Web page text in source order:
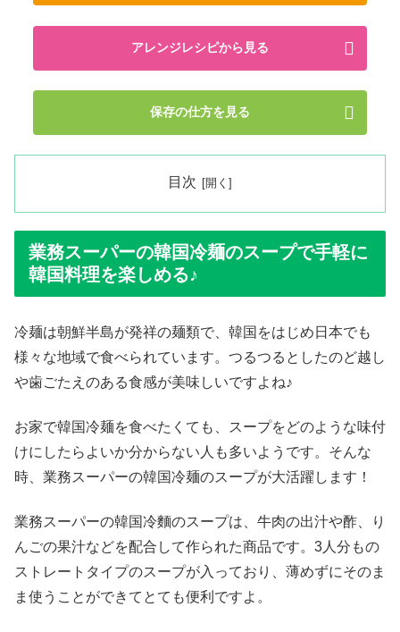
アレンジレシピから見る
保存の仕方を見る
目次
業務スーパーの韓国冷麺のスープで手軽に
韓国料理を楽しめる♪
冷麺は朝鮮半島が発祥の麺類で、韓国をはじめ日本でも
様々な地域で食べられています。つるつるとしたのど越し
や歯ごたえのある食感が美味しいですよね♪
お家で韓国冷麺を食べたくても、スープをどのような味付
けにしたらよいか分からない人も多いようです。そんな
時、業務スーパーの韓国冷麺のスープが大活躍します！
業務スーパーの韓国冷麵のスープは、牛肉の出汁や酢、り
んごの果汁などを配合して作られた商品です。3人分もの
ストレートタイプのスープが入っており、薄めずにそのま
ま使うことができてとても便利ですよ。